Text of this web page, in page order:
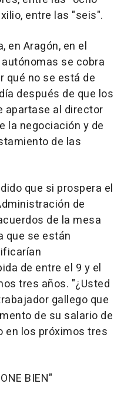
entre las "seis".
en Aragón, en el
se cobra
qué no se está de
después de que los
apartase al director
la negociación y de
de las
que si prospera el
de
de la mesa
que se están
de entre el 9 y el
tres años. "¿Usted
gallego que
de su salario de
en los próximos tres
BIEN"